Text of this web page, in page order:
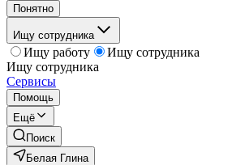
Понятно
Ищу сотрудника
Ищу работу
Ищу сотрудника
Ищу сотрудника
Сервисы
Помощь
Ещё
Поиск
Белая Глина